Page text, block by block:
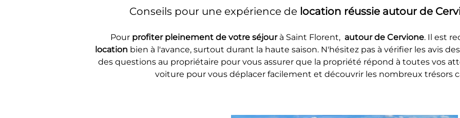
Conseils pour une expérience de location réussie autour de
Pour profiter pleinement de votre séjour à Saint Florent, autour de Cervione. Il est
location bien à l'avance, surtout durant la haute saison. N'hésitez pas à vérifier les avis
des questions au propriétaire pour vous assurer que la propriété répond à toutes vos
voiture pour vous déplacer facilement et découvrir les nombreux trésors